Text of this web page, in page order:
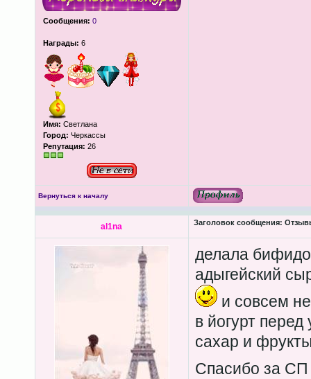
Сообщения: 0
Награды: 6
Имя: Светлана
Город: Черкассы
Репутация: 26
Вернуться к началу
al1na Заголовок сообщения:
делала
адыгейский
и совсем
в йогурт
сахар и
Спасибо за